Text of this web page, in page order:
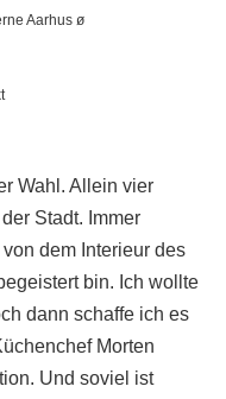
Aarhus ø
Wahl. Allein vier
Stadt. Immer
dem Interieur des
bin. Ich wollte
dann schaffe ich es
Morten
Und soviel ist